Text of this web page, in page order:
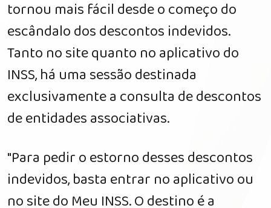
tornou mais fácil desde o começo do
escândalo dos descontos indevidos.
Tanto no site quanto no aplicativo do
INSS, há uma sessão destinada
exclusivamente a consulta de descontos
de entidades associativas.
"Para pedir o estorno desses descontos
indevidos, basta entrar no aplicativo ou
no site do Meu INSS. O destino é a